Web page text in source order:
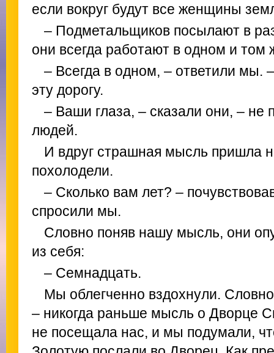
если вокруг будут все женщины
– Подметальщиков посылают в
они всегда работают в одном и том
– Всегда в одном, – ответили мы.
эту дорогу.
– Ваши глаза, – сказали они, – не
людей.
И вдруг страшная мысль пришла
похолодели.
– Сколько вам лет? –
спросили мы.
Словно поняв нашу мысль, они
из себя:
– Семнадцать.
Мы облегченно вздохнули.
– никогда раньше мысль о Дворце
не посещала нас, и мы подумали,